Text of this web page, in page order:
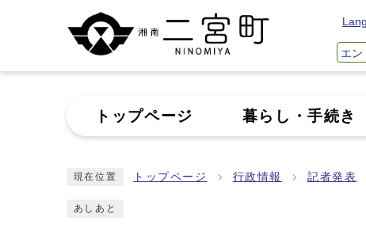
エン
トップページ 暮らし・手続き
現在位置 トップページ 行政情報 記者発表
あしあと